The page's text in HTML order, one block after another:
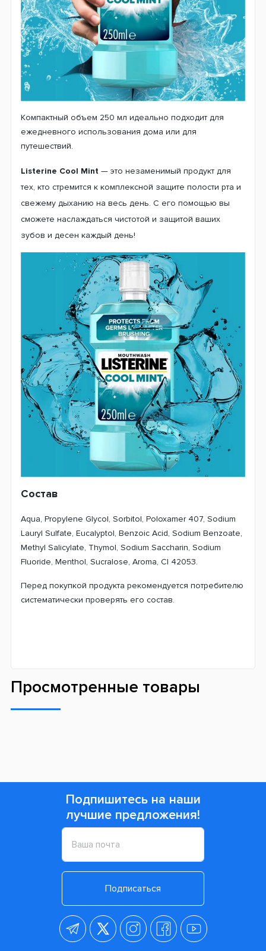
Компактный объем 250 мл идеально подходит для
ежедневного использования дома или для
путешествий.
Listerine Cool Mint — это незаменимый продукт для
тех, кто стремится к комплексной защите полости рта и
свежему дыханию на весь день. С его помощью вы
сможете наслаждаться чистотой и защитой ваших
зубов и десен каждый день!
Состав
Aqua, Propylene Glycol, Sorbitol, Poloxamer 407, Sodium
Lauryl Sulfate, Eucalyptol, Benzoic Acid, Sodium Benzoate,
Methyl Salicylate, Thymol, Sodium Saccharin, Sodium
Fluoride, Menthol, Sucralose, Aroma, CI 42053.
Перед покупкой продукта рекомендуется потребителю
систематически проверять его состав.
Просмотренные товары
Подпишитесь на наши
лучшие предложения!
Подписаться